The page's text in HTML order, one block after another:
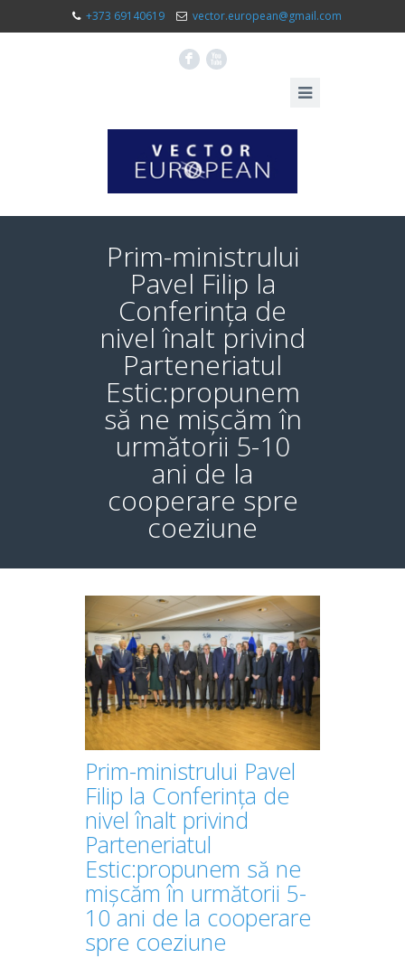
+373 69140619 vector.european@gmail.com
F X
Prim-ministrului
Pavel Filip la
Conferința de
nivel înalt privind
Parteneriatul
Estic:propunem
să ne mișcăm în
următorii 5-10
ani de la
cooperare spre
coeziune
Prim-ministrului Pavel
Filip la Conferința de
nivel înalt privind
Parteneriatul
Estic:propunem să ne
mișcăm în următorii 5-
10 ani de la cooperare
spre coeziune